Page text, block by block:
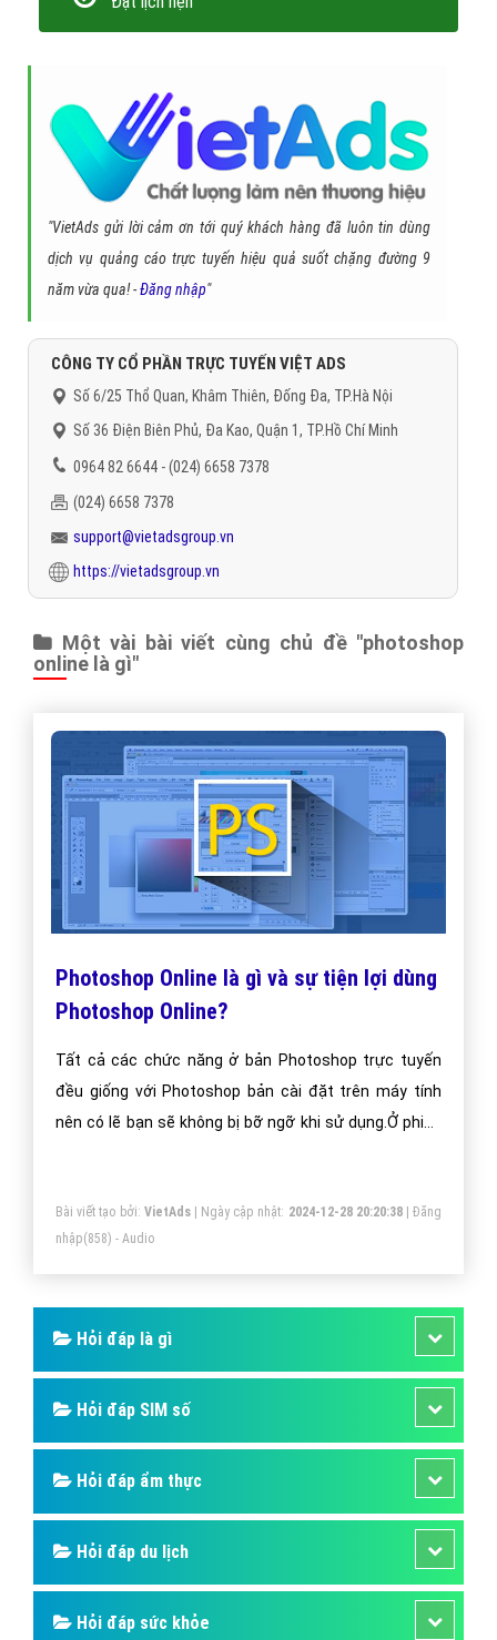
"VietAds gửi lời cảm ơn tới quý khách hàng đã luôn tin dùng
dịch vụ quảng cáo trực tuyến hiệu quả suốt chặng đường 9
năm vừa qua! -Đăng nhập"
CÔNG TY CỔ PHẦN TRỰC TUYẾN VIỆT ADS
Số 6/25 Thổ Quan, Khâm Thiên, Đống Đa, TP.Hà Nội
Số 36 Điện Biên Phủ, Đa Kao, Quận 1, TP.Hồ Chí Minh
0964 82 6644 - (024) 6658 7378
(024) 6658 7378
support@vietadsgroup.vn
https://vietadsgroup.vn
Một vài bài viết cùng chủ đề "photoshop
online là gì"
Photoshop Online là gì và sự tiện lợi dùng
Photoshop Online?
Tất cả các chức năng ở bản Photoshop trực tuyến
đều giống với Photoshop bản cài đặt trên máy tính
nên có lẽ bạn sẽ không bị bỡ ngỡ khi sử dụng.Ở phiên
từ máy tính hoặc tải ảnh từ 1 URL mà bạn chọn.
Bài viết tạo bởi: VietAds| Ngày cập nhật: 2024-12-28 20:20:38|Đăng
nhập(858) - Audio
Hỏi đáp là gì
Hỏi đáp SIM số
Hỏi đáp ẩm thực
Hỏi đáp du lịch
Hỏi đáp sức khỏe